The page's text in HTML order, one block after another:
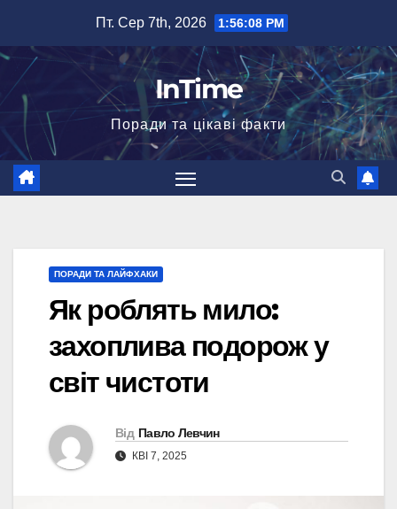
вмісту
Пт. Сер 7th, 2026 1:56:09 PM
InTime
Поради та цікаві факти
ПОРАДИ ТА ЛАЙФХАКИ
Як роблять мило:
захоплива подорож у
світ чистоти
Від Павло Левчин
КВІ 7, 2025